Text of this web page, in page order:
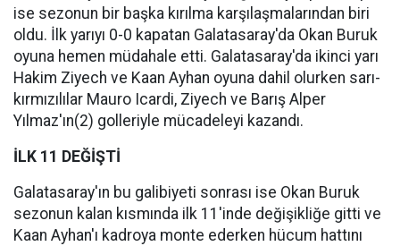
ise sezonun bir başka kırılma karşılaşmalarından biri
oldu. İlk yarıyı 0-0 kapatan Galatasaray'da Okan Buruk
oyuna hemen müdahale etti. Galatasaray'da ikinci yarı
Hakim Ziyech ve Kaan Ayhan oyuna dahil olurken sarı-
kırmızılılar Mauro Icardi, Ziyech ve Barış Alper
Yılmaz'ın(2) golleriyle mücadeleyi kazandı.
İLK 11 DEĞİŞTİ
Galatasaray'ın bu galibiyeti sonrası ise Okan Buruk
sezonun kalan kısmında ilk 11'inde değişikliğe gitti ve
Kaan Ayhan'ı kadroya monte ederken hücum hattını